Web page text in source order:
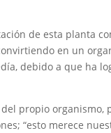
de esta planta
en un
debido a que ha
propio
“esto merece